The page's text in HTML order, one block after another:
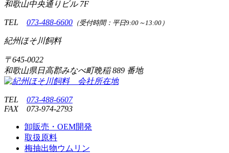
和歌山中央通りビル 7F
TEL 073-488-6600 （受付時間：平日9:00～13:00）
紀州ほそ川飼料
〒645-0022
和歌山県日高郡みなべ町晩稲889 番地
TEL 073-488-6607
FAX 073-974-2793
卸販売・OEM開発
取扱原料
梅抽出物ウムリン